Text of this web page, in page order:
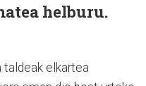
helburu.
taldeak elkartea